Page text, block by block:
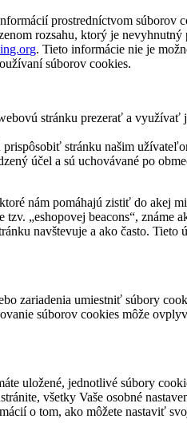
prostredníctvom súborov
rozsahu, ktorý je
. Tieto informácie nie je
súborov cookies.
stránku prezerať a
stránku našim
účel a sú uchovávané po
nám pomáhajú zistiť do akej
„eshopovej beacons“,
navštevuje a ako často. Tieto
zariadenia umiestniť súbory
súborov cookies môže
uložené, jednotlivé súbory
všetky Vaše osobné
o tom, ako môžete nastaviť